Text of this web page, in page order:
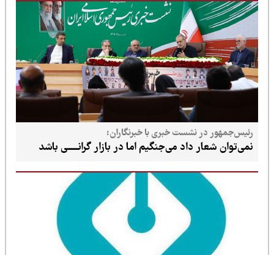
رئیس‌جمهور در نشست خبری با خبرنگاران:
نمی‌توان شعار داد می‌جنگیم اما در بازار گرانــــــی باشد